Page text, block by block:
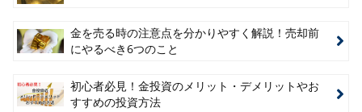
金を売る時の注意点を分かりやすく解説！売却前
にやるべき6つのこと
初心者必見！金投資のメリット・デメリットやお
すすめの投資方法